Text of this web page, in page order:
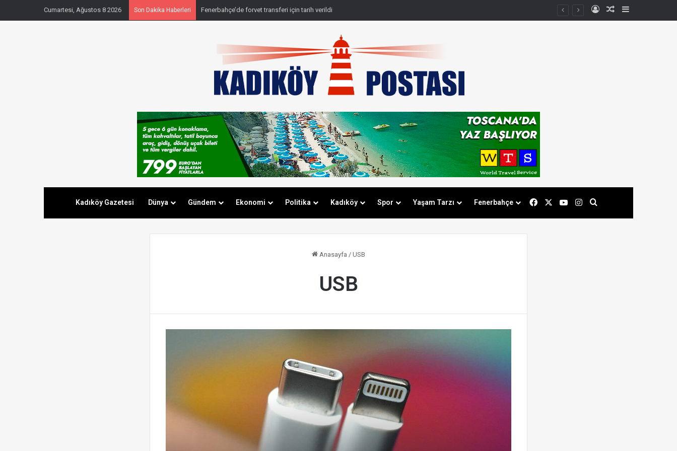
Cumartesi, Ağustos 8 2026 Son Dakika Haberleri Fenerbahçe’de forvet transferi için tarih verildi Kayıt OlRastgele Makale
Kadıköy Gazetesi Dünya Gündem Ekonomi Politika Kadıköy Spor Yaşam Tarzı Fenerbahçe FacebookYouTubeInstagram
Anasayfa / USB
USB